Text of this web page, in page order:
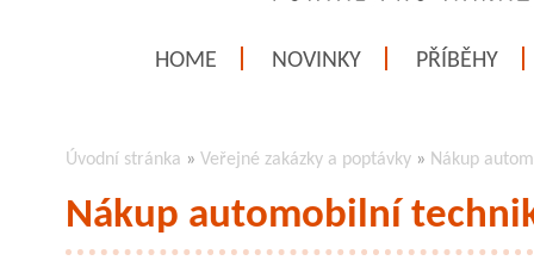
HOME NOVINKY PŘÍBĚHY
Úvodní stránka » Veřejné zakázky a poptávky » Nákup
Nákup automobilní